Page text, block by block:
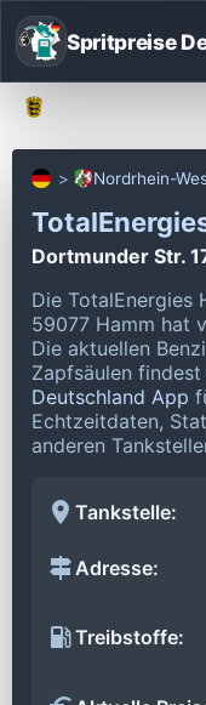
Spritpreise
Nordrhein-
Dortmunder Str.
Die TotalEnergies
59077 Hamm hat
Die aktuellen
Zapfsäulen
Deutschland App
Echtzeitdaten,
anderen
Tankstelle:
Adresse:
Treibstoffe: